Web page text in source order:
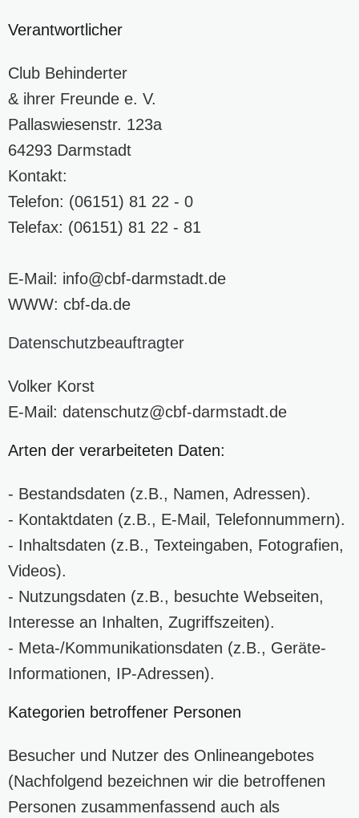
Verantwortlicher
Club Behinderter
& ihrer Freunde e. V.
Pallaswiesenstr. 123a
64293 Darmstadt
Kontakt:
Telefon: (06151) 81 22 - 0
Telefax: (06151) 81 22 - 81
E-Mail: info@cbf-darmstadt.de
WWW: cbf-da.de
Datenschutzbeauftragter
Volker Korst
E-Mail: datenschutz@cbf-darmstadt.de
Arten der verarbeiteten Daten:
- Bestandsdaten (z.B., Namen, Adressen).
- Kontaktdaten (z.B., E-Mail, Telefonnummern).
- Inhaltsdaten (z.B., Texteingaben, Fotografien,
Videos).
- Nutzungsdaten (z.B., besuchte Webseiten,
Interesse an Inhalten, Zugriffszeiten).
- Meta-/Kommunikationsdaten (z.B., Geräte-
Informationen, IP-Adressen).
Kategorien betroffener Personen
Besucher und Nutzer des Onlineangebotes
(Nachfolgend bezeichnen wir die betroffenen
Personen zusammenfassend auch als